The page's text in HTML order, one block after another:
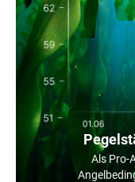
Als Pro-